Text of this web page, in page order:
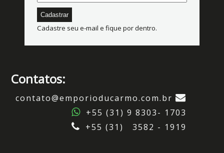
Cadastre seu e-mail e fique por dentro.
Contatos:
contato@emporioducarmo.com.br
+55 (31) 9 8303- 1703
+55 (31) 3582 - 1919